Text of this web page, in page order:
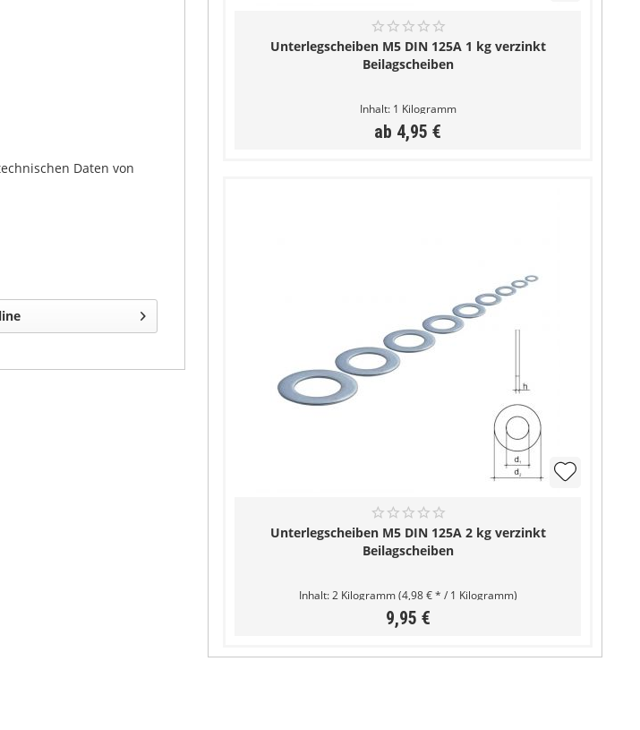
Daten von
Unterlegscheiben M5 DIN 125A 1 kg verzinkt
Beilagscheiben
Inhalt: 1 Kilogramm
ab 4,95 €
Unterlegscheiben M5 DIN 125A 2 kg verzinkt
Beilagscheiben
Inhalt:2 Kilogramm(4,98 € * / 1 Kilogramm)
9,95 €